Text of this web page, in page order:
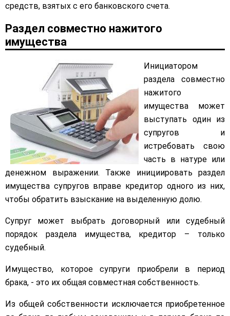
средств, взятых с его банковского счета.
Раздел совместно нажитого
имущества
Инициатором
раздела совместно
нажитого
имущества может
выступать один из
супругов и
истребовать свою
часть в натуре или
денежном выражении. Также инициировать раздел
имущества супругов вправе кредитор одного из них,
чтобы обратить взыскание на выделенную долю.
Супруг может выбрать договорный или судебный
порядок раздела имущества, кредитор – только
судебный.
Имущество, которое супруги приобрели в период
брака, - это их общая совместная собственность.
Из общей собственности исключается приобретенное